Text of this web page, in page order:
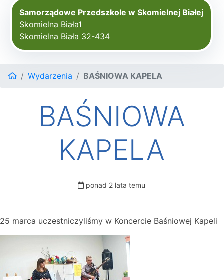
Samorządowe Przedszkole w Skomielnej Białej
Skomielna Biała1
Skomielna Biała 32-434
Wydarzenia BAŚNIOWA KAPELA
BAŚNIOWA
KAPELA
ponad 2 lata temu
25 marca uczestniczyliśmy w Koncercie Baśniowej Kapeli